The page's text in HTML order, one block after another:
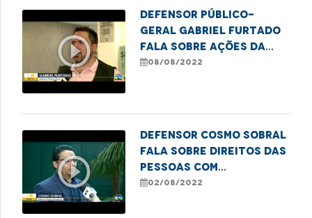
play_circle_outline
Defensor Público-
Geral Gabriel Furtado
fala sobre ações da
Carreta dos Direitos
08/08/2022
play_circle_outline
Defensor Cosmo Sobral
fala sobre direitos das
pessoas com
deficiência em relação
02/08/2022